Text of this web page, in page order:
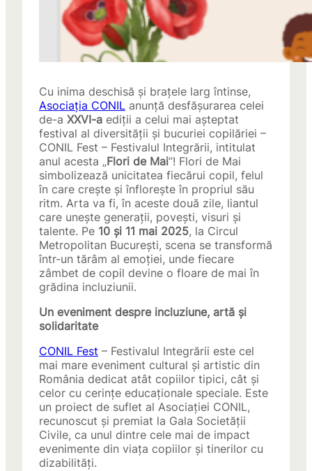
Cu inima deschisă și brațele larg întinse,
Asociația CONIL anunță desfășurarea celei
de-a XXVI-a ediții a celui mai așteptat
festival al diversității și bucuriei copilăriei –
CONIL Fest – Festivalul Integrării, intitulat
anul acesta „Flori de Mai”! Flori de Mai
simbolizează unicitatea fiecărui copil, felul
în care crește și înflorește în propriul său
ritm. Arta va fi, în aceste două zile, liantul
care unește generații, povești, visuri și
talente. Pe 10 și 11 mai 2025, la Circul
Metropolitan București, scena se transformă
într-un tărâm al emoției, unde fiecare
zâmbet de copil devine o floare de mai în
grădina incluziunii.
Un eveniment despre incluziune, artă și
solidaritate
CONIL Fest – Festivalul Integrării este cel
mai mare eveniment cultural și artistic din
România dedicat atât copiilor tipici, cât și
celor cu cerințe educaționale speciale. Este
un proiect de suflet al Asociației CONIL,
recunoscut și premiat la Gala Societății
Civile, ca unul dintre cele mai de impact
evenimente din viața copiilor și tinerilor cu
dizabilități.